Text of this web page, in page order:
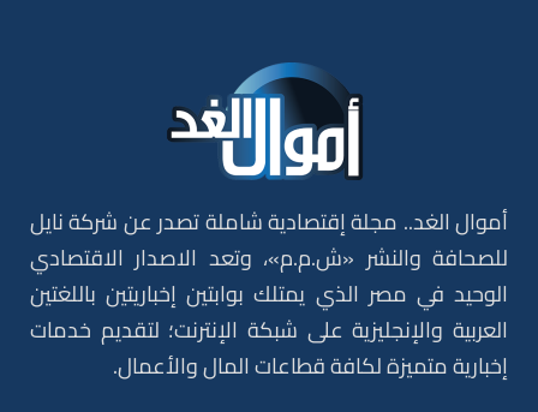
أموال الغد.. مجلة إقتصادية شاملة تصدر عن شركة نايل
للصحافة والنشر «ش.م.م»، وتعد الاصدار الاقتصادي
الوحيد في مصر الذي يمتلك بوابتين إخباريتين باللغتين
العربية والإنجليزية على شبكة الإنترنت؛ لتقديم خدمات
إخبارية متميزة لكافة قطاعات المال والأعمال.